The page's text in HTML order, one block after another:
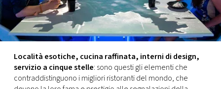
TV
PRINCIPATO
DI
MONACO
Località esotiche, cucina raffinata, interni di design,
servizio a cinque stelle: sono questi gli elementi che
contraddistinguono i migliori ristoranti del mondo, che